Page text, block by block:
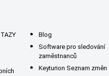
Blog
Software pro sledování
zaměstnanců
Keyturion Seznam změn